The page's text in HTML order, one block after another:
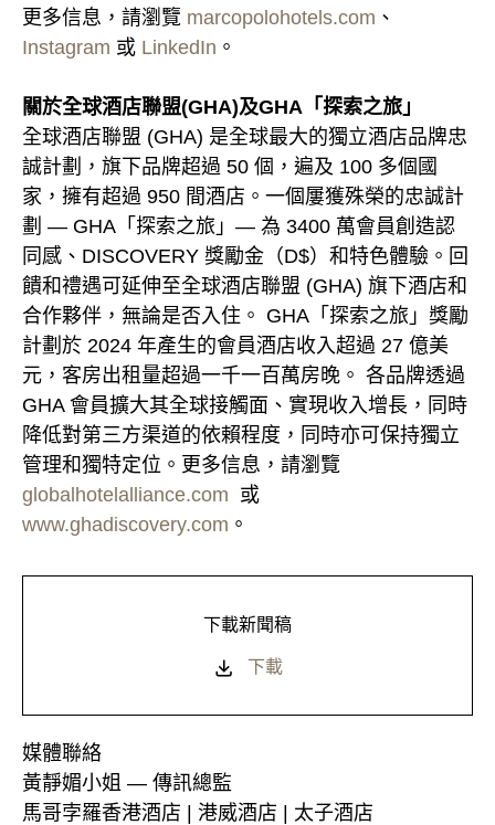
更多信息，請瀏覽 marcopolohotels.com 、
Instagram 或 LinkedIn 。
關於全球酒店聯盟(GHA)及GHA「探索之旅」
全球酒店聯盟 (GHA) 是全球最大的獨立酒店品牌忠
誠計劃，旗下品牌超過 50 個，遍及 100 多個國
家，擁有超過 950 間酒店。一個屢獲殊榮的忠誠計
劃 — GHA「探索之旅」— 為 3400 萬會員創造認
同感、DISCOVERY 獎勵金（D$）和特色體驗。回
饋和禮遇可延伸至全球酒店聯盟 (GHA) 旗下酒店和
合作夥伴，無論是否入住。 GHA「探索之旅」獎勵
計劃於 2024 年產生的會員酒店收入超過 27 億美
元，客房出租量超過一千一百萬房晚。 各品牌透過
GHA 會員擴大其全球接觸面、實現收入增長，同時
降低對第三方渠道的依賴程度，同時亦可保持獨立
管理和獨特定位。更多信息，請瀏覽
globalhotelalliance.com 或
www.ghadiscovery.com 。
下載新聞稿
下載
媒體聯絡
黃靜媚小姐 — 傳訊總監
馬哥孛羅香港酒店 | 港威酒店 | 太子酒店